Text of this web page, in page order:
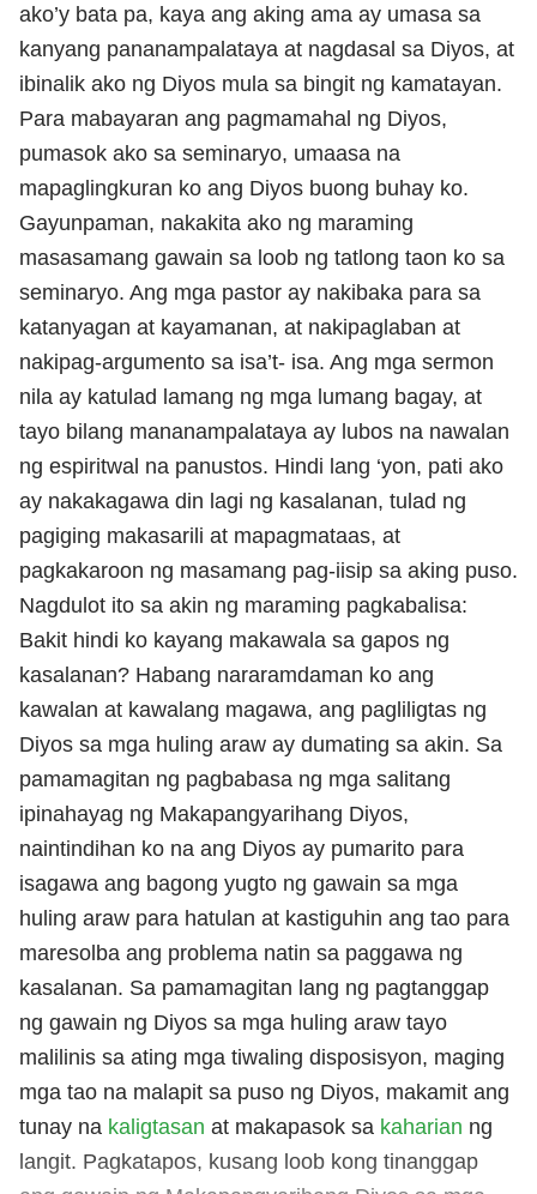
ako’y bata pa, kaya ang aking ama ay umasa sa
kanyang pananampalataya at nagdasal sa Diyos, at
ibinalik ako ng Diyos mula sa bingit ng kamatayan.
Para mabayaran ang pagmamahal ng Diyos,
pumasok ako sa seminaryo, umaasa na
mapaglingkuran ko ang Diyos buong buhay ko.
Gayunpaman, nakakita ako ng maraming
masasamang gawain sa loob ng tatlong taon ko sa
seminaryo. Ang mga pastor ay nakibaka para sa
katanyagan at kayamanan, at nakipaglaban at
nakipag-argumento sa isa’t- isa. Ang mga sermon
nila ay katulad lamang ng mga lumang bagay, at
tayo bilang mananampalataya ay lubos na nawalan
ng espiritwal na panustos. Hindi lang ‘yon, pati ako
ay nakakagawa din lagi ng kasalanan, tulad ng
pagiging makasarili at mapagmataas, at
pagkakaroon ng masamang pag-iisip sa aking puso.
Nagdulot ito sa akin ng maraming pagkabalisa:
Bakit hindi ko kayang makawala sa gapos ng
kasalanan? Habang nararamdaman ko ang
kawalan at kawalang magawa, ang pagliligtas ng
Diyos sa mga huling araw ay dumating sa akin. Sa
pamamagitan ng pagbabasa ng mga salitang
ipinahayag ng Makapangyarihang Diyos,
naintindihan ko na ang Diyos ay pumarito para
isagawa ang bagong yugto ng gawain sa mga
huling araw para hatulan at kastiguhin ang tao para
maresolba ang problema natin sa paggawa ng
kasalanan. Sa pamamagitan lang ng pagtanggap
ng gawain ng Diyos sa mga huling araw tayo
malilinis sa ating mga tiwaling disposisyon, maging
mga tao na malapit sa puso ng Diyos, makamit ang
tunay na kaligtasan at makapasok sa kaharian ng
langit. Pagkatapos, kusang loob kong tinanggap